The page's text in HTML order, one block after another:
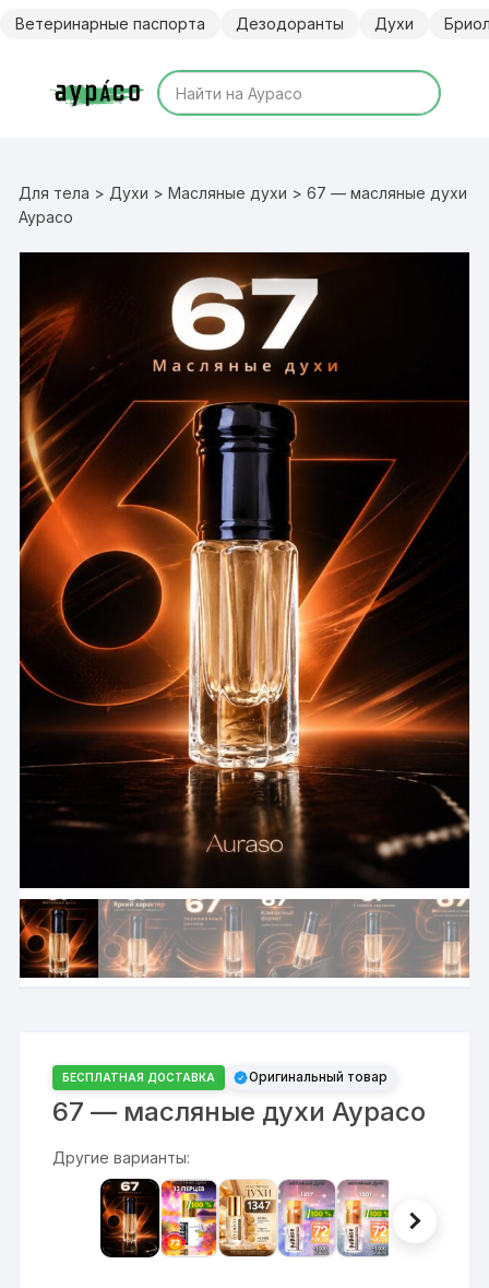
Ветеринарные паспорта Дезодоранты Духи
Для тела > Духи >Масляные духи > 67 — масляные духи
Аурасо
БЕСПЛАТНАЯ ДОСТАВКА Оригинальный товар
67 — масляные духи Аурасо
Другие варианты: